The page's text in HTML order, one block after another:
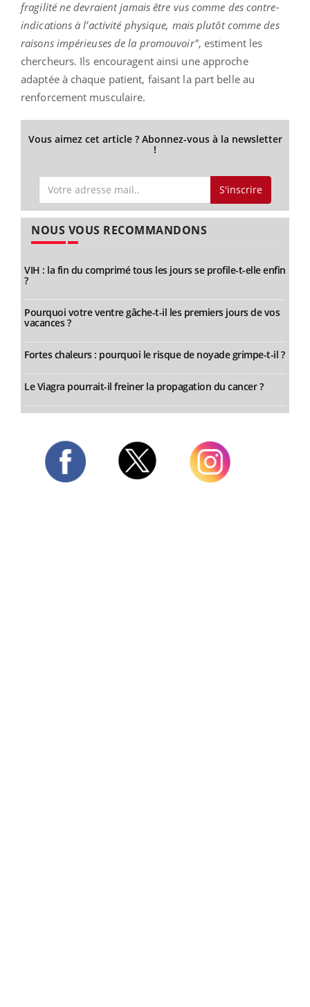
fragilité ne devraient jamais être vus comme des contre-
indications à l’activité physique, mais plutôt comme des
raisons impérieuses de la promouvoir", estiment les
chercheurs. Ils encouragent ainsi une approche
adaptée à chaque patient, faisant la part belle au
renforcement musculaire.
Vous aimez cet article ? Abonnez-vous à la newsletter
!
S'inscrire
NOUS VOUS RECOMMANDONS
VIH : la fin du comprimé tous les jours se profile-t-elle enfin
?
Pourquoi votre ventre gâche-t-il les premiers jours de vos
vacances ?
Fortes chaleurs : pourquoi le risque de noyade grimpe-t-il ?
Le Viagra pourrait-il freiner la propagation du cancer ?